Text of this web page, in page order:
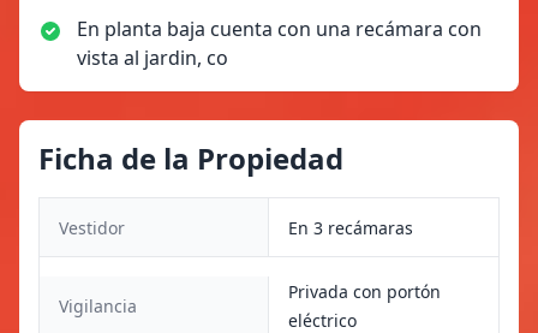
En planta baja cuenta con una recámara con
vista al jardin, co
Ficha de la Propiedad
Vestidor En 3 recámaras
Vigilancia
Privada con portón
eléctrico